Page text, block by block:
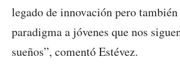
legado de innovación pero
paradigma a jóvenes que nos
sueños”, comentó Estévez.